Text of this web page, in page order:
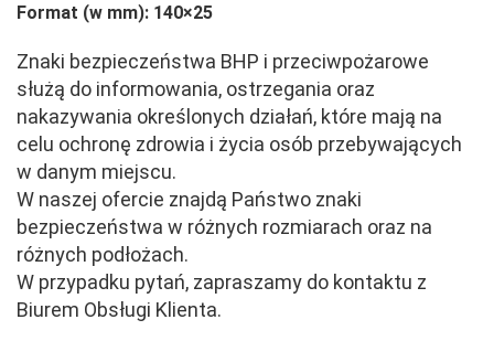
Format (w mm): 140×25
Znaki bezpieczeństwa BHP i przeciwpożarowe
służą do informowania, ostrzegania oraz
nakazywania określonych działań, które mają na
celu ochronę zdrowia i życia osób przebywających
w danym miejscu.
W naszej ofercie znajdą Państwo znaki
bezpieczeństwa w różnych rozmiarach oraz na
różnych podłożach.
W przypadku pytań, zapraszamy do kontaktu z
Biurem Obsługi Klienta.